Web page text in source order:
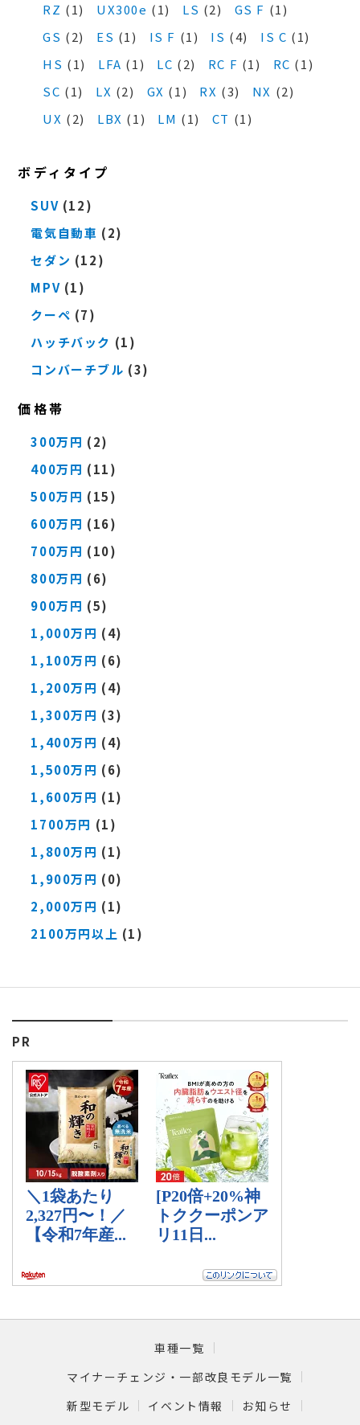
RZ (1) UX300e (1) LS (2) GS F (1)
GS (2) ES (1) IS F (1) IS (4) IS C (1)
HS (1) LFA (1) LC (2) RC F (1) RC (1)
SC (1) LX (2) GX (1) RX (3) NX (2)
UX (2) LBX (1) LM (1) CT (1)
ボディタイプ
SUV (12)
電気自動車 (2)
セダン (12)
MPV (1)
クーペ (7)
ハッチバック (1)
コンバーチブル (3)
価格帯
300万円 (2)
400万円 (11)
500万円 (15)
600万円 (16)
700万円 (10)
800万円 (6)
900万円 (5)
1,000万円 (4)
1,100万円 (6)
1,200万円 (4)
1,300万円 (3)
1,400万円 (4)
1,500万円 (6)
1,600万円 (1)
1700万円 (1)
1,800万円 (1)
1,900万円 (0)
2,000万円 (1)
2100万円以上 (1)
PR
車種一覧
マイナーチェンジ・一部改良モデル一覧
新型モデル
イベント情報 お知らせ